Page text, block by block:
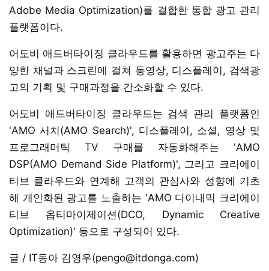
Adobe Media Optimization)를 결합한 통합 광고 관리
플랫폼이다.
어도비 애드버타이징 클라우드를 활용하면 광고주는 다
양한 채널과 스크린에 걸쳐 동영상, 디스플레이, 검색광
고의 기획 및 구매과정을 간소화할 수 있다.
어도비 애드버타이징 클라우드는 검색 관리 플랫폼인
'AMO 서치(AMO Search)', 디스플레이, 소셜, 영상 및
프로그래머틱 TV 구매를 자동화해주는 'AMO
DSP(AMO Demand Side Platform)', 그리고 크리에이
티브 클라우드와 연계해 고객의 관심사와 성향에 기초
해 개인화된 광고를 노출하는 'AMO 다이내믹 크리에이
티브 옵티마이제이션(DCO, Dynamic Creative
Optimization)' 등으로 구성되어 있다.
글 / IT동아 김영우(pengo@itdonga.com)